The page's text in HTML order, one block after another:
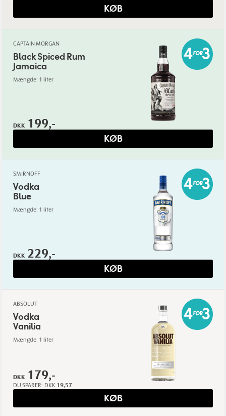
KØB
CAPTAIN MORGAN
Black Spiced Rum
Jamaica
Mængde: 1 liter
DKK 199,-
KØB
SMIRNOFF
Vodka
Blue
Mængde: 1 liter
DKK 229,-
KØB
ABSOLUT
Vodka
Vanilia
Mængde: 1 liter
DKK 179,-
DU SPARER: DKK 19,57
KØB